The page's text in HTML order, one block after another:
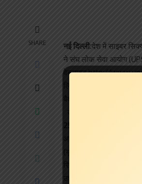
SHARE नई दिल्‍ली:देश में साइबर
ने संघ लोक सेवा आयोग
वेबसाइट http://
लिखा था, ‘डोरेमॉन!!!
बैकग्राउंड में इस कार्टून
2500 रुपये के सॉफ्टवेयर
आधार कार्ड की सुरक्षा
(यूआईडीएआई) ने कहा है
रिपोर्ट में दावा किया जा
उधर, भारतीय विशिष्ट